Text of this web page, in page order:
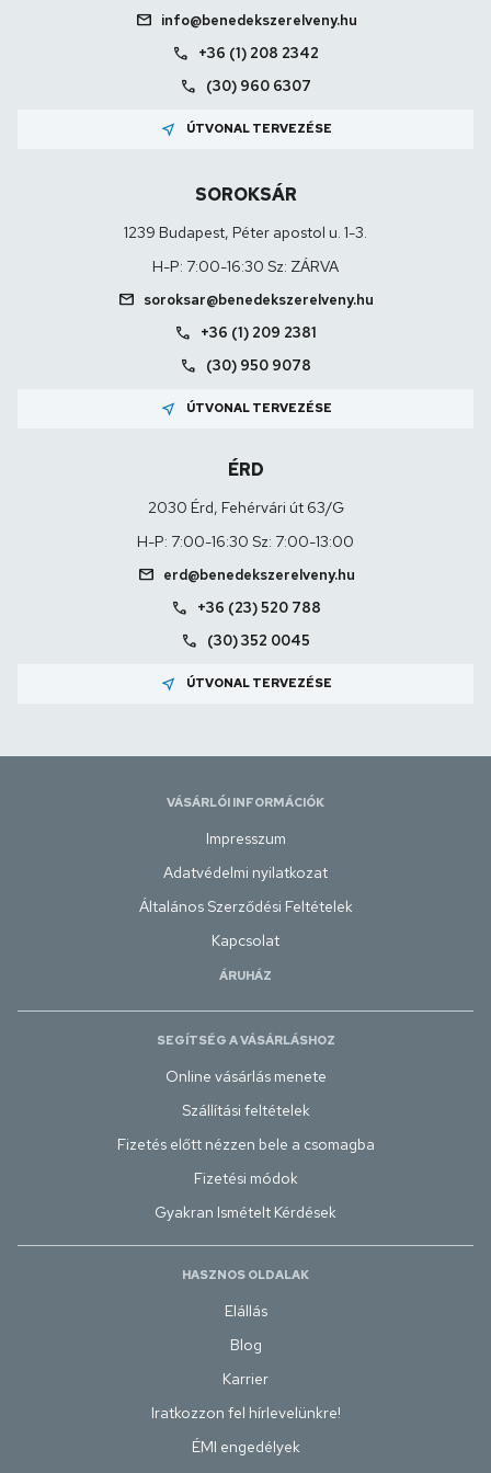
mail info@benedekszerelveny.hu
call +36 (1) 208 2342
call (30) 960 6307
near_me ÚTVONAL TERVEZÉSE
SOROKSÁR
1239 Budapest, Péter apostol u. 1-3.
H-P: 7:00-16:30 Sz: ZÁRVA
mail soroksar@benedekszerelveny.hu
call +36 (1) 209 2381
call (30) 950 9078
near_me ÚTVONAL TERVEZÉSE
ÉRD
2030 Érd, Fehérvári út 63/G
H-P: 7:00-16:30 Sz: 7:00-13:00
mail erd@benedekszerelveny.hu
call +36 (23) 520 788
call (30) 352 0045
near_me ÚTVONAL TERVEZÉSE
VÁSÁRLÓI INFORMÁCIÓK
Impresszum
Adatvédelmi nyilatkozat
Általános Szerződési Feltételek
Kapcsolat
ÁRUHÁZ
SEGÍTSÉG A VÁSÁRLÁSHOZ
Online vásárlás menete
Szállítási feltételek
Fizetés előtt nézzen bele a csomagba
Fizetési módok
Gyakran Ismételt Kérdések
HASZNOS OLDALAK
Elállás
Blog
Karrier
Iratkozzon fel hírlevelünkre!
ÉMI engedélyek